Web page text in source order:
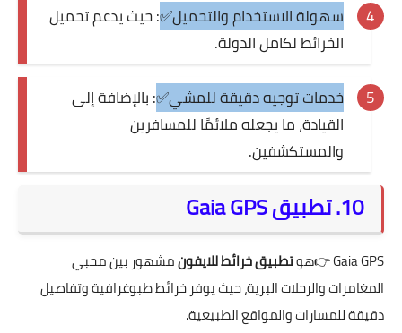
سهولة الاستخدام والتحميل✅: حيث يدعم تحميل
الخرائط لكامل الدولة.
خدمات توجيه دقيقة للمشي✅: بالإضافة إلى
القيادة، ما يجعله ملائمًا للمسافرين
والمستكشفين.
10. تطبيق Gaia GPS
Gaia GPS👉هوتطبيق خرائط للايفونمشهور بين محبي
المغامرات والرحلات البرية، حيث يوفر خرائط طبوغرافية وتفاصيل
دقيقة للمسارات والمواقع الطبيعية.